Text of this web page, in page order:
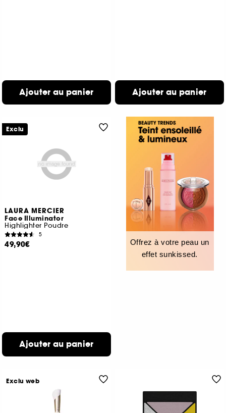
Ajouter au panier Ajouter au panier
LAURA MERCIER
Face Illuminator
Highlighter Poudre
5
49,90€
Ajouter au panier
Exclu
Offrez à votre peau un
effet sunkissed.
Exclu web